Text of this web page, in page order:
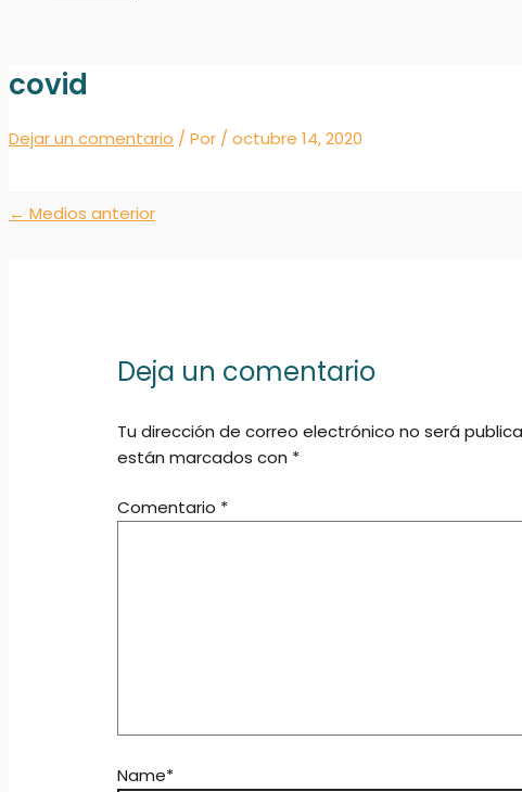
covid
Dejar un comentario / Por / octubre 14, 2020
← Medios anterior
Deja un comentario
Tu dirección de correo electrónico no será
están marcados con *
Comentario *
Name*